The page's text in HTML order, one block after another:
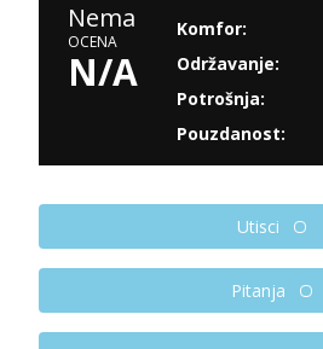
Nema
OCENA
N/A
Komfor:
Održavanje:
Potrošnja:
Pouzdanost:
Utisci
Pitanja